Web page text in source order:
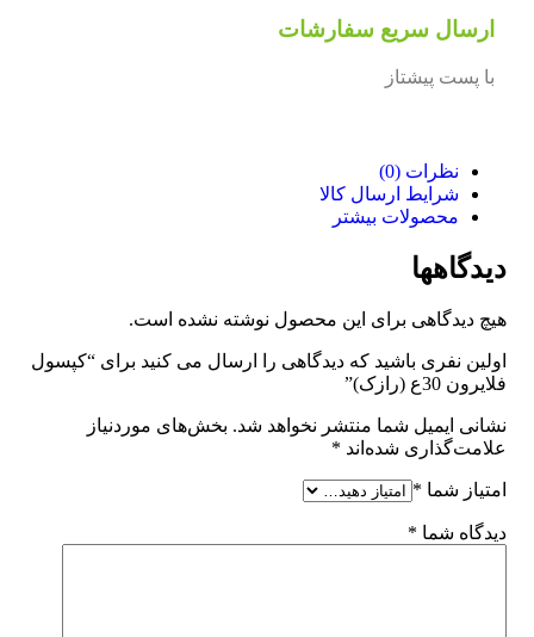
ارسال سریع سفارشات
با پست پیشتاز
نظرات (0)
شرایط ارسال کالا
محصولات بیشتر
دیدگاهها
هیچ دیدگاهی برای این محصول نوشته نشده است.
اولین نفری باشید که دیدگاهی را ارسال می کنید برای “کپسول
فلایرون 30ع (رازک)”
نشانی ایمیل شما منتشر نخواهد شد. بخش‌های موردنیاز
علامت‌گذاری شده‌اند *
امتیاز شما *
دیدگاه شما *